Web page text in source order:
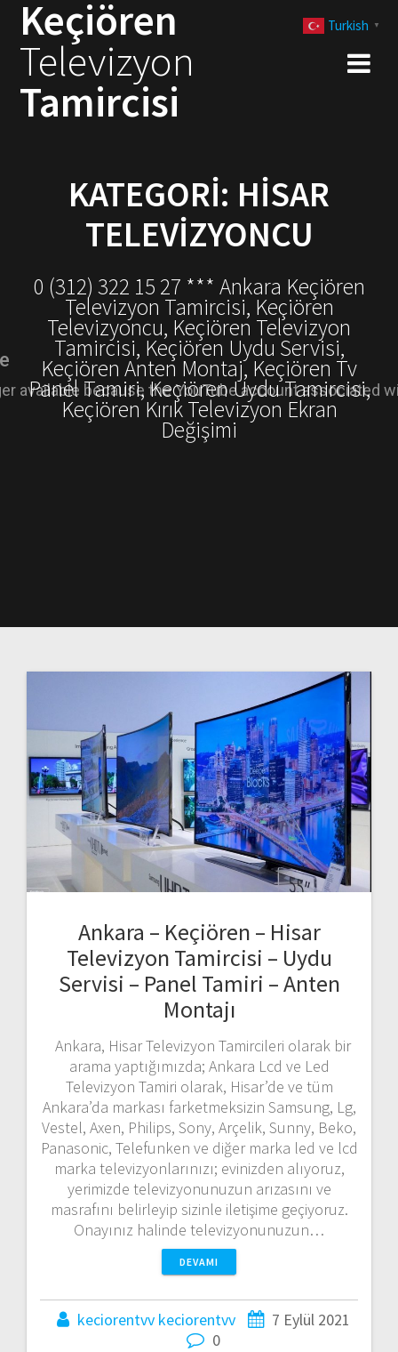
Keçiören
Televizyon
Tamircisi
KATEGORI: HISAR
TELEVIZYONCU
0 (312) 322 15 27 *** Ankara Keçiören
Televizyon Tamircisi, Keçiören
Televizyoncu, Keçiören Televizyon
Tamircisi, Keçiören Uydu Servisi,
Keçiören Anten Montaj, Keçiören Tv
Panel Tamiri, Keçiören Uydu Tamircisi,
Keçiören Kırık Televizyon Ekran
Değişimi
Ankara – Keçiören – Hisar
Televizyon Tamircisi – Uydu
Servisi – Panel Tamiri – Anten
Montajı
Ankara, Hisar Televizyon Tamircileri olarak bir
arama yaptığımızda; Ankara Lcd ve Led
Televizyon Tamiri olarak, Hisar’de ve tüm
Ankara’da markası farketmeksizin Samsung, Lg,
Vestel, Axen, Philips, Sony, Arçelik, Sunny, Beko,
Panasonic, Telefunken ve diğer marka led ve lcd
marka televizyonlarınızı; evinizden alıyoruz,
yerimizde televizyonunuzun arızasını ve
masrafını belirleyip sizinle iletişime geçiyoruz.
Onayınız halinde televizyonunuzun…
DEVAMI
keciorentvv keciorentvv
7 Eylül 2021
0
Turkish ▼